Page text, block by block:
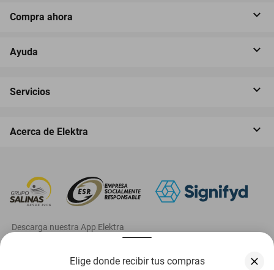
Elige donde recibir tus compras
Compra ahora
Ayuda
Servicios
Acerca de Elektra
‎ Descarga nuestra App Elektra